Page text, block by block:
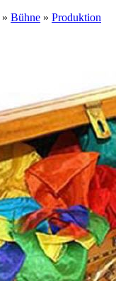
» Bühne » Produktion